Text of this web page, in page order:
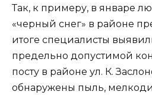
Так, к примеру, в январе
«черный снег» в районе
итоге специалисты
предельно допустимой
посту в районе ул. К.
обнаружены пыль,